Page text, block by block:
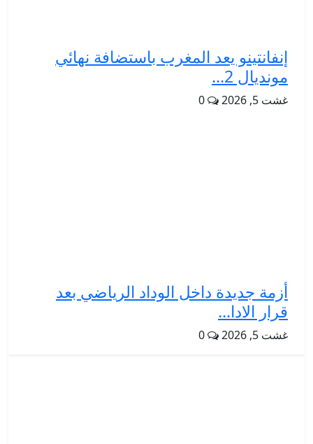
إنفانتينو يعد المغرب باستضافة نهائي
مونديال 2...
غشت 5, 2026 0
أزمة جديدة داخل الوداد الرياضي بعد
قرار الادا...
غشت 5, 2026 0